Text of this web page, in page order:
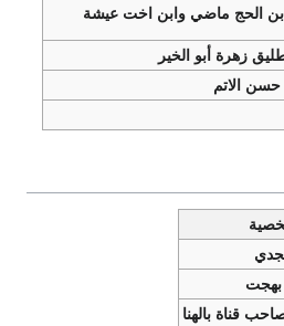
ماضي وابن اخت عيشة
أبو الخير
الاتم
بالهنا